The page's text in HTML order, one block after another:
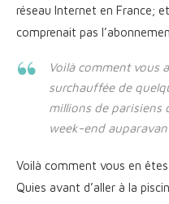
réseau Internet en France;
comprenait pas
Voilà comment vous
surchauffée de
millions de parisiens
week-end
Voilà comment vous en
Quies avant d’aller à la